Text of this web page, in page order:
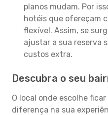
planos mudam. Por
hotéis que ofereçam
flexível. Assim, se
ajustar a sua reserva
custos extra.
Descubra o seu
O local onde escolhe
diferença na sua